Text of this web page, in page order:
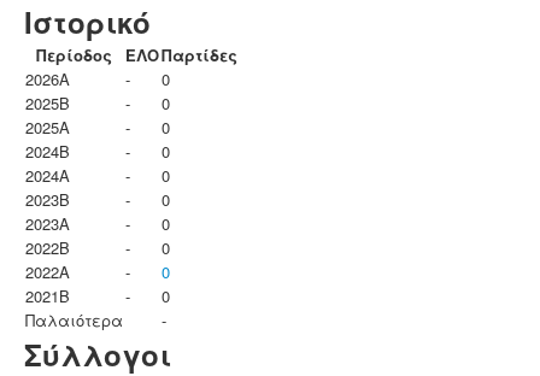
Ιστορικό
Περίοδος ΕΛΟΠαρτίδες
2026A
-
0
2025B
-
0
2025A
-
0
2024B
-
0
2024A
-
0
2023B
-
0
2023Α
-
0
2022B
-
0
2022A
-
0
2021B
-
0
Παλαιότερα
-
Σύλλογοι